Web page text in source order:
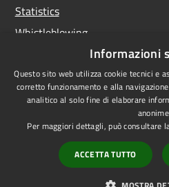
Statistics
Whistleblowing
Anti-money laundering
Supplier register
Video surveillance
Declaration of
accessibility
1522 - Non sei sola
Informazioni
Questo sito web utilizza cookie tecnici e
corretto funzionamento e alla
analitico al solo fine di elaborare
Per maggiori dettagli, può consultare
ACCETTA TUTTO